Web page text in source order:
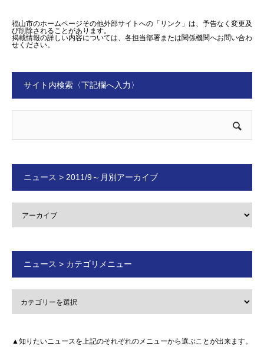
福山市のホームページその他外部サイトへの「リンク」は、予告なく変更及
び削除されることがあります。
掲載情報の詳しい内容については、各担当部署または関係機関へお問い合わ
せください。
サイト内検索〈下記欄へ入力〉
ニュース > 2011/9～月別アーカイブ
ニュース > カテゴリメニュー
▲知りたいニュースを上記のそれぞれのメニューから選ぶことが出来ます。